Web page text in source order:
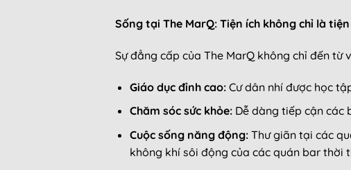
Sống tại The MarQ: Tiện ích không chỉ là
Sự đẳng cấp của The MarQ không chỉ đến
Giáo dục đỉnh cao:Cư dân nhí được học
Chăm sóc sức khỏe:Dễ dàng tiếp cận các
Cuộc sống năng động:Thư giãn tại các
không khí sôi động của các quán bar thời